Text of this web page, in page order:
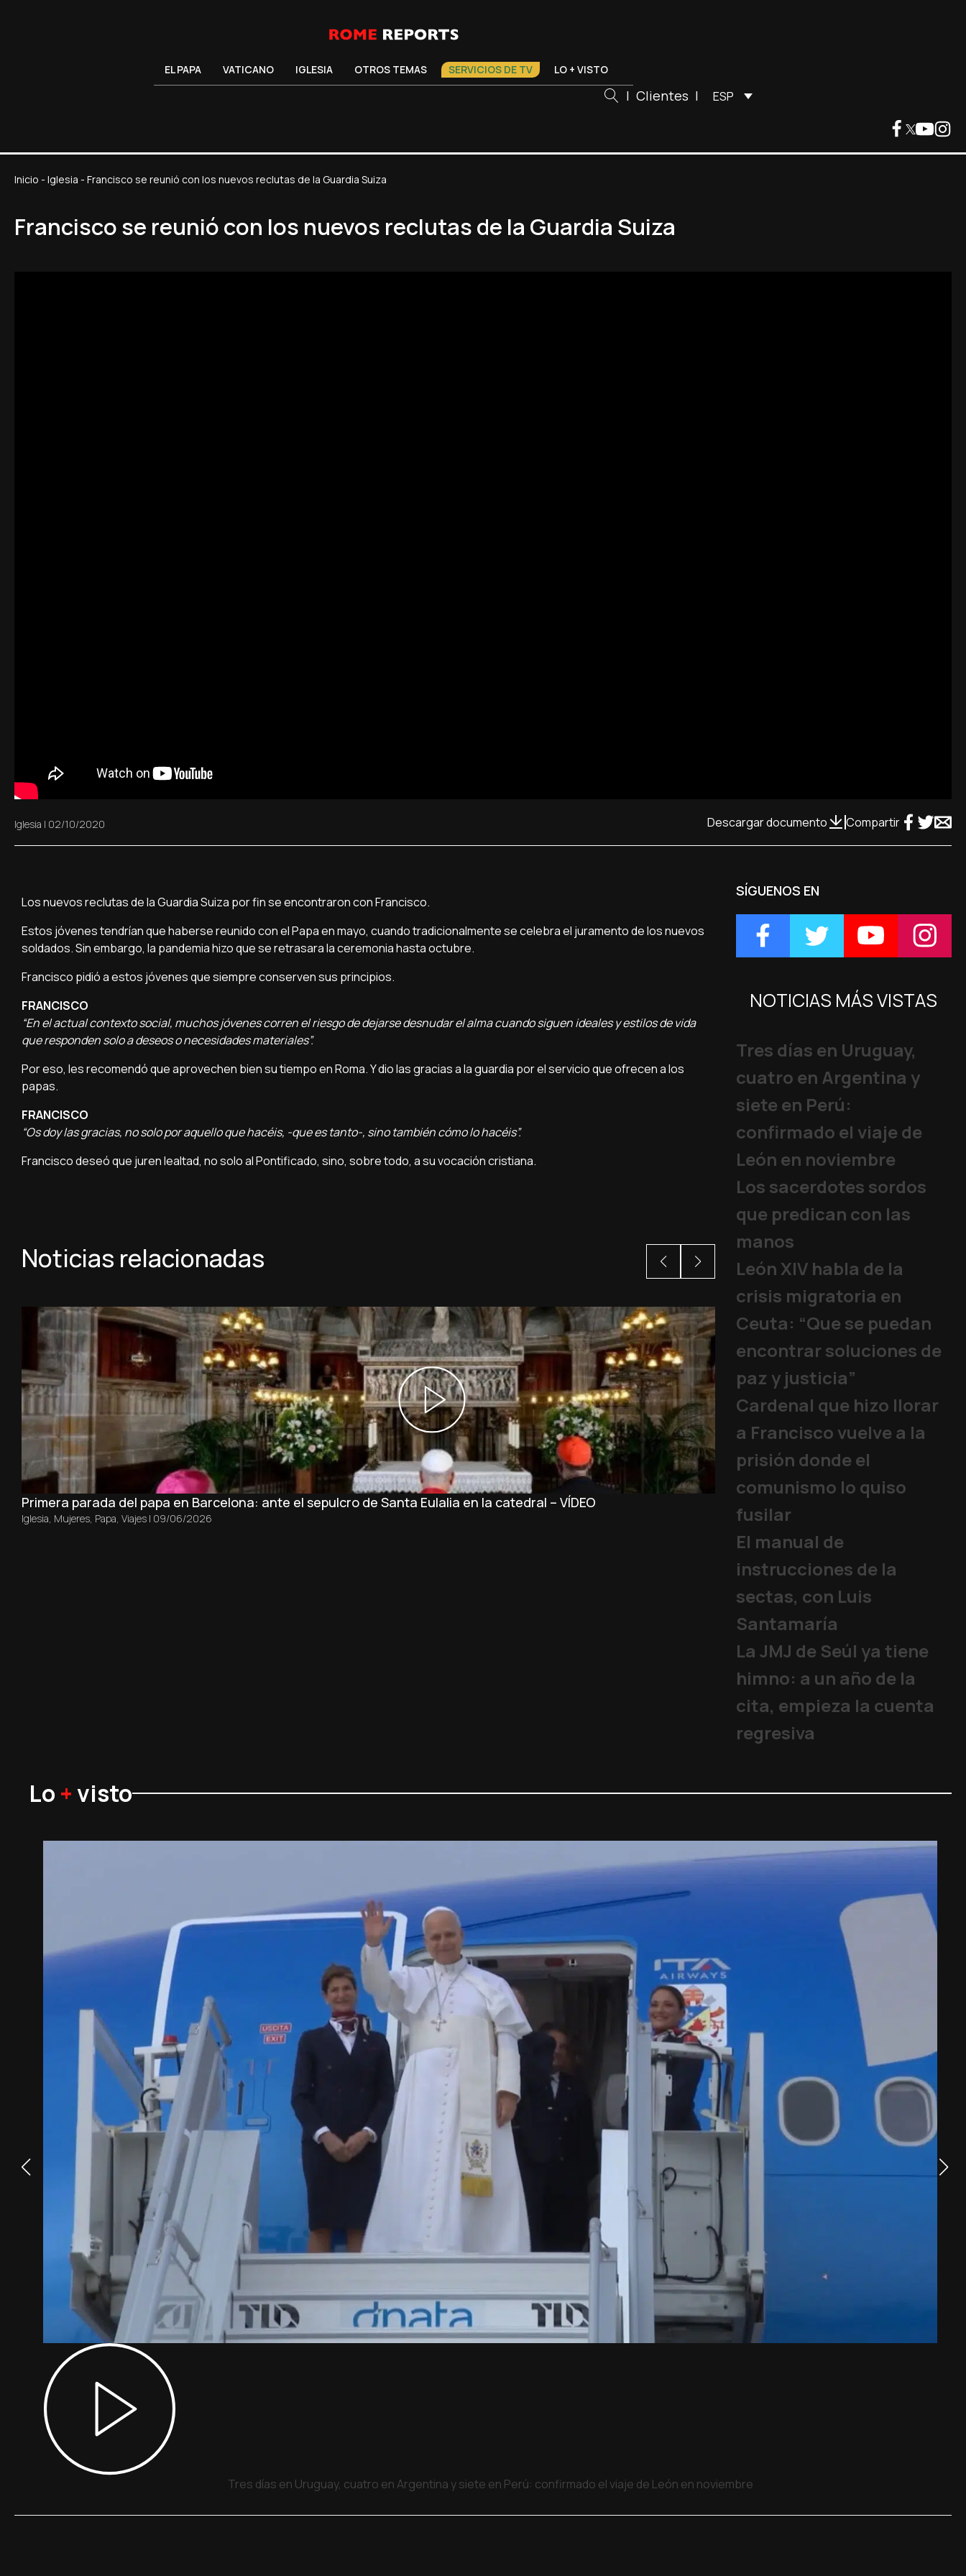
EL PAPA VATICANO IGLESIA OTROS TEMAS SERVICIOS DE TV LO + VISTO
| Clientes | ESP
Inicio - Iglesia - Francisco se reunió con los nuevos reclutas de la Guardia Suiza
Francisco se reunió con los nuevos reclutas de la Guardia Suiza
Iglesia | 02/10/2020 Descargar documento Compartir
Los nuevos reclutas de la Guardia Suiza por fin se encontraron con Francisco.
Estos jóvenes tendrían que haberse reunido con el Papa en mayo, cuando tradicionalmente se celebra el juramento de los nuevos
soldados. Sin embargo, la pandemia hizo que se retrasara la ceremonia hasta octubre.
Francisco pidió a estos jóvenes que siempre conserven sus principios.
FRANCISCO
“En el actual contexto social, muchos jóvenes corren el riesgo de dejarse desnudar el alma cuando siguen ideales y estilos de vida
que responden solo a deseos o necesidades materiales”.
Por eso, les recomendó que aprovechen bien su tiempo en Roma. Y dio las gracias a la guardia por el servicio que ofrecen a los
papas.
FRANCISCO
“Os doy las gracias, no solo por aquello que hacéis, -que es tanto-, sino también cómo lo hacéis”.
Francisco deseó que juren lealtad, no solo al Pontificado, sino, sobre todo, a su vocación cristiana.
Noticias relacionadas
Primera parada del papa en Barcelona: ante el sepulcro de Santa Eulalia en la catedral – VÍDEO
Iglesia Mujeres Papa Viajes | 09/06/2026
15 años sin un
SÍGUENOS EN
NOTICIAS MÁS VISTAS
Tres días en Uruguay,
cuatro en Argentina y
siete en Perú:
confirmado el viaje de
León en noviembre
Los sacerdotes sordos
que predican con las
manos
León XIV habla de la
crisis migratoria en
Ceuta: “Que se puedan
encontrar soluciones de
paz y justicia”
Cardenal que hizo llorar
a Francisco vuelve a la
prisión donde el
comunismo lo quiso
fusilar
El manual de
instrucciones de la
sectas, con Luis
Santamaría
La JMJ de Seúl ya tiene
himno: a un año de la
cita, empieza la cuenta
regresiva
Lo +visto
Tres días en Uruguay, cuatro en Argentina y siete en Perú: confirmado el viaje de León en noviembre